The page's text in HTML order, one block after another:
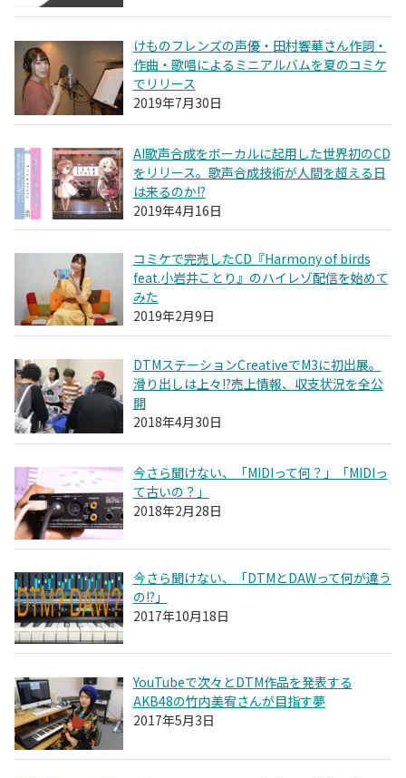
けものフレンズの声優・田村響華さん作詞・
作曲・歌唱によるミニアルバムを夏のコミケ
でリリース
2019年7月30日
AI歌声合成をボーカルに起用した世界初のCD
をリリース。歌声合成技術が人間を超える日
は来るのか!?
2019年4月16日
コミケで完売したCD『Harmony of birds
feat.小岩井ことり』のハイレゾ配信を始めて
みた
2019年2月9日
DTMステーションCreativeでM3に初出展。
滑り出しは上々!?売上情報、収支状況を全公
開
2018年4月30日
今さら聞けない、「MIDIって何？」「MIDIっ
て古いの？」
2018年2月28日
今さら聞けない、「DTMとDAWって何が違う
の!?」
2017年10月18日
YouTubeで次々とDTM作品を発表する
AKB48の竹内美宥さんが目指す夢
2017年5月3日